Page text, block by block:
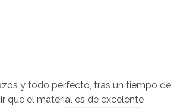
y todo perfecto, tras un tiempo de
que el material es de excelente